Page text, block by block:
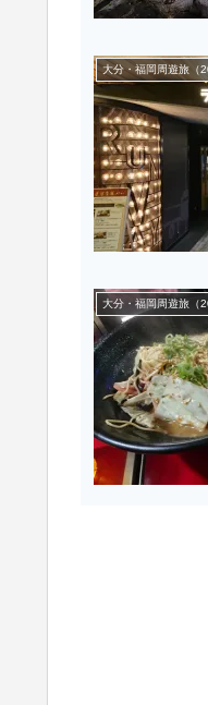
大分・福岡周遊旅（
大分・福岡周遊旅（